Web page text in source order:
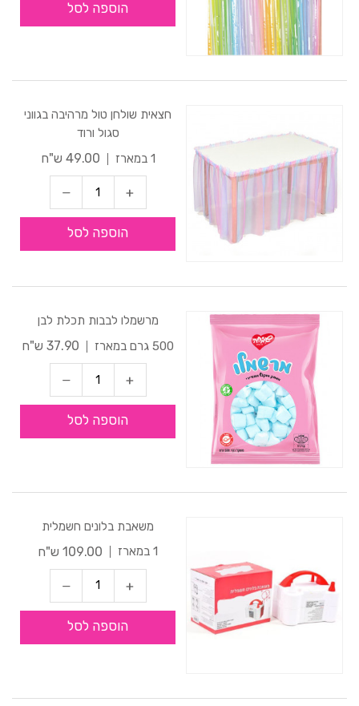
הוספה לסל
חצאית שולחן טול מרהיבה בגווני
סגול ורוד
1 במארז
49.00 ש"ח
הוספה לסל
מרשמלו לבבות תכלת לבן
500 גרם במארז
37.90 ש"ח
הוספה לסל
משאבת בלונים חשמלית
1 במארז
109.00 ש"ח
הוספה לסל